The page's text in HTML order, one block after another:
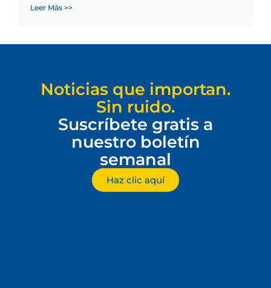
Leer Más >>
Noticias que importan.
Sin ruido.
Suscríbete gratis a
nuestro boletín
semanal
Haz clic aquí